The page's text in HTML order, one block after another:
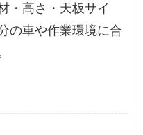
・高さ・天板サイ
の車や作業環境に合